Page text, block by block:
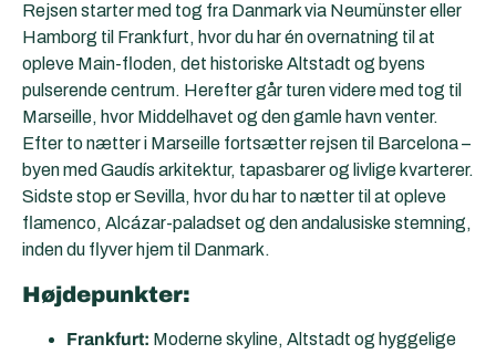
Rejsen starter med tog fra Danmark via Neumünster eller
Hamborg til Frankfurt, hvor du har én overnatning til at
opleve Main-floden, det historiske Altstadt og byens
pulserende centrum. Herefter går turen videre med tog til
Marseille, hvor Middelhavet og den gamle havn venter.
Efter to nætter i Marseille fortsætter rejsen til Barcelona –
byen med Gaudís arkitektur, tapasbarer og livlige kvarterer.
Sidste stop er Sevilla, hvor du har to nætter til at opleve
flamenco, Alcázar-paladset og den andalusiske stemning,
inden du flyver hjem til Danmark.
Højdepunkter:
Frankfurt: Moderne skyline, Altstadt og hyggelige